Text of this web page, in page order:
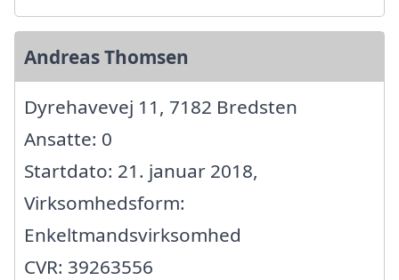
Andreas Thomsen
Dyrehavevej 11, 7182 Bredsten
Ansatte: 0
Startdato: 21. januar 2018,
Virksomhedsform:
Enkeltmandsvirksomhed
CVR: 39263556